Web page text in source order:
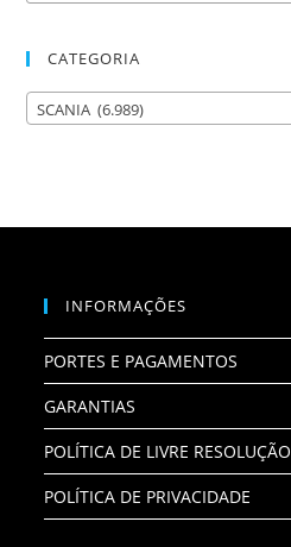
CATEGORIA
SCANIA (6.989)
INFORMAÇÕES
PORTES E PAGAMENTOS
GARANTIAS
POLÍTICA DE LIVRE RESOLUÇÃO
POLÍTICA DE PRIVACIDADE